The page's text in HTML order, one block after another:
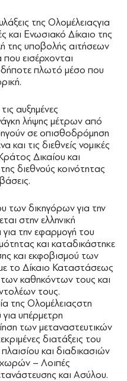
της Ολομέλειαςγια
και Ενωσιακό Δίκαιο της
της υποβολής αιτήσεων
εισέρχονται
πλωτό μέσο που
αυξημένες
λήψης μέτρων από
σε οπισθοδρόμηση
και τις διεθνείς νομικές
Δικαίου και
διεθνούς κοινότητας
των δικηγόρων για την
στην ελληνική
για την εφαρμογή του
και καταδικάστηκε
και εκφοβισμού των
το Δίκαιο Καταστάσεως
καθηκόντων τους και
τους.
της Ολομέλειαςστη
υπέρμετρη
των μεταναστευτικών
διατάξεις του
και διαδικασιών
– Λοιπές
και Ασύλου.